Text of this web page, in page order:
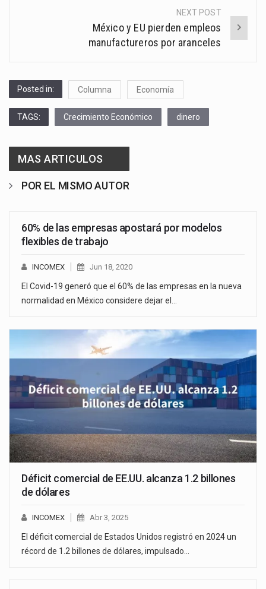
NEXT POST
México y EU pierden empleos
manufactureros por aranceles
Posted in: Columna Economía
TAGS: Crecimiento Económico dinero
MAS ARTICULOS
POR EL MISMO AUTOR
60% de las empresas apostará por modelos
flexibles de trabajo
INCOMEX Jun 18, 2020
El Covid-19 generó que el 60% de las empresas en la nueva
normalidad en México considere dejar el…
Déficit comercial de EE.UU. alcanza 1.2 billones
de dólares
INCOMEX Abr 3, 2025
El déficit comercial de Estados Unidos registró en 2024 un
récord de 1.2 billones de dólares, impulsado…